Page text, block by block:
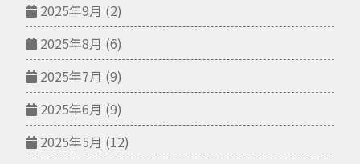
2025年9月 (2)
2025年8月 (6)
2025年7月 (9)
2025年6月 (9)
2025年5月 (12)